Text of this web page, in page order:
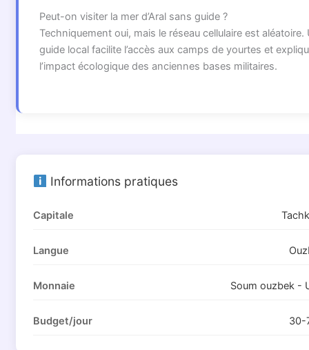
Peut-on visiter la mer d’Aral sans guide ?
Techniquement oui, mais le réseau cellulaire est aléatoire.
guide local facilite l’accès aux camps de yourtes et
l’impact écologique des anciennes bases militaires.
Informations pratiques
Capitale
Langue
Monnaie Soum ouzbek -
Budget/jour 30-